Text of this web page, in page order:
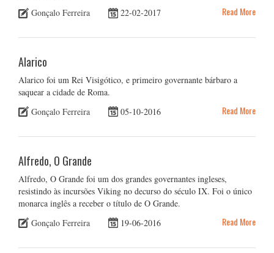
Gonçalo Ferreira
22-02-2017 Read More
Alarico
Alarico foi um Rei Visigótico, e primeiro governante bárbaro a
saquear a cidade de Roma.
Gonçalo Ferreira
05-10-2016 Read More
Alfredo, O Grande
Alfredo, O Grande foi um dos grandes governantes ingleses,
resistindo às incursões Viking no decurso do século IX. Foi o único
monarca inglês a receber o título de O Grande.
Gonçalo Ferreira
19-06-2016 Read More